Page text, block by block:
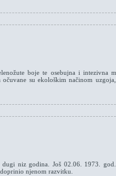
boje te osebujna i intezivna
su ekološkim načinom
dugi niz godina. Još 02.06. 1973.
njenom razvitku.